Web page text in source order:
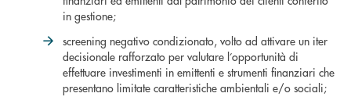
in gestione;
screening negativo condizionato, volto ad attivare un iter
decisionale rafforzato per valutare l’opportunità di
effettuare investimenti in emittenti e strumenti finanziari che
presentano limitate caratteristiche ambientali e/o sociali;